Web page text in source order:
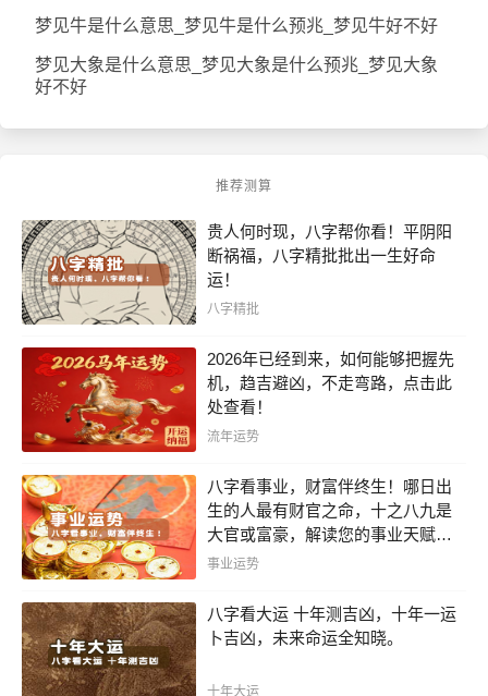
梦见牛是什么意思_梦见牛是什么预兆_梦见牛好不好
梦见大象是什么意思_梦见大象是什么预兆_梦见大象
好不好
推荐测算
贵人何时现，八字帮你看！平阴阳
断祸福，八字精批批出一生好命
运！
八字精批
2026年已经到来，如何能够把握先
机，趋吉避凶，不走弯路，点击此
处查看！
流年运势
八字看事业，财富伴终生！哪日出
生的人最有财官之命，十之八九是
大官或富豪，解读您的事业天赋，
扭转当下不利困局！！
事业运势
八字看大运 十年测吉凶，十年一运
卜吉凶，未来命运全知晓。
十年大运